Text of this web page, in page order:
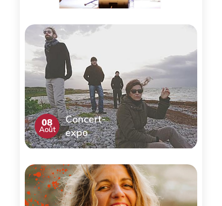
08
Août
Concert-
expo